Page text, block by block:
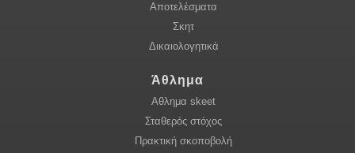
Αποτελέσματα
Σκητ
Δικαιολογητικά
Άθλημα
Αθλημα skeet
Σταθερός στόχος
Πρακτική σκοποβολή